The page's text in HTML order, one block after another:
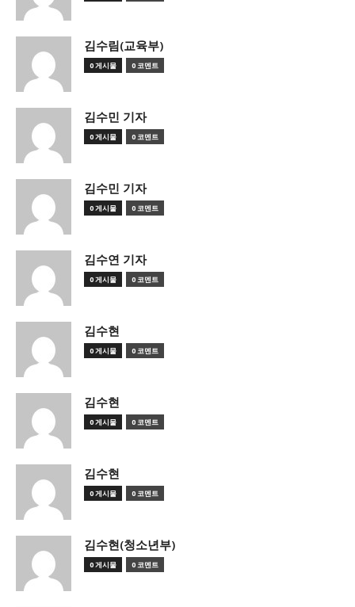
김수림(교육부)
0 게시물 0 코멘트
김수민 기자
0 게시물 0 코멘트
김수민 기자
0 게시물 0 코멘트
김수연 기자
0 게시물 0 코멘트
김수현
0 게시물 0 코멘트
김수현
0 게시물 0 코멘트
김수현
0 게시물 0 코멘트
김수현(청소년부)
0 게시물 0 코멘트